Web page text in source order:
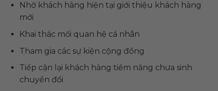
Nhờ khách hàng hiện tại giới thiệu khách hàng
mới
Khai thác mối quan hệ cá nhân
Tham gia các sự kiện cộng đồng
Tiếp cận lại khách hàng tiềm năng chưa sinh
chuyển đổi